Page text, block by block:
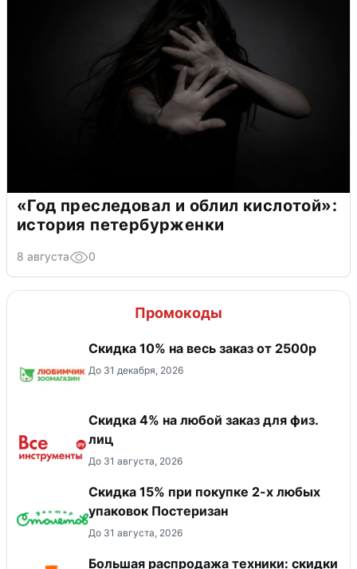
«Год преследовал и облил кислотой»:
история петербурженки
8 августа 0
Промокоды
Скидка 10% на весь заказ от 2500р
До 31 декабря, 2026
Скидка 4% на любой заказ для физ.
лиц
До 31 августа, 2026
Скидка 15% при покупке 2-х любых
упаковок Постеризан
До 31 августа, 2026
Большая распродажа техники: скидки